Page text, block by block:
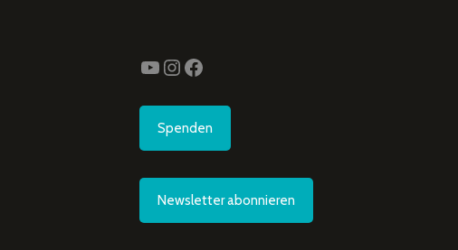
YouTube
Instagram
Facebook
Spenden
Newsletter abonnieren